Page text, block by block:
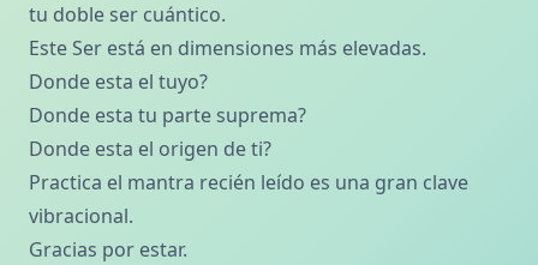
tu doble ser cuántico.
Este Ser está en dimensiones más elevadas.
Donde esta el tuyo?
Donde esta tu parte suprema?
Donde esta el origen de ti?
Practica el mantra recién leído es una gran clave
vibracional.
Gracias por estar.